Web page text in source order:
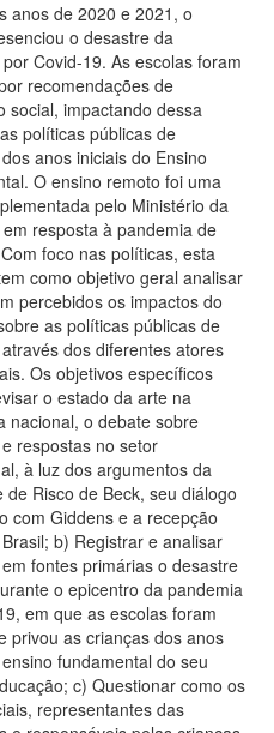
anos de 2020 e 2021, o
o desastre da
Covid-19. As escolas foram
recomendações de
social, impactando dessa
políticas públicas de
anos iniciais do Ensino
O ensino remoto foi uma
pelo Ministério da
resposta à pandemia de
foco nas políticas, esta
como objetivo geral analisar
percebidos os impactos do
as políticas públicas de
dos diferentes atores
Os objetivos específicos
o estado da arte na
nacional, o debate sobre
respostas no setor
à luz dos argumentos da
de Risco de Beck, seu diálogo
com Giddens e a recepção
b) Registrar e analisar
fontes primárias o desastre
o epicentro da pandemia
em que as escolas foram
privou as crianças dos anos
fundamental do seu
c) Questionar como os
representantes das